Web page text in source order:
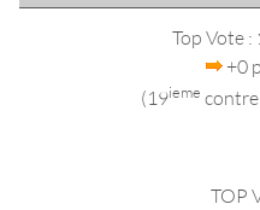
Top Vote :
+0
(19ieme contre
TOP